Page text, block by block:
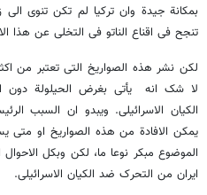
بمکانة جیدة وان ترکیا لم تکن تنوی
تنجح فی اقناع الناتو فی التخلی عن هذا
لکن نشر هذه الصواریخ التی تعتبر من
لا شک انه یأتی بغرض الحیلولة دون
الکیان الاسرائیلی. ویبدو ان السبب
یمکن الافادة من هذه الصواریخ او متى
الموضوع مبکر نوعا ما، لکن وبکل
ایران من التحرک ضد الکیان الاسرائیلی.